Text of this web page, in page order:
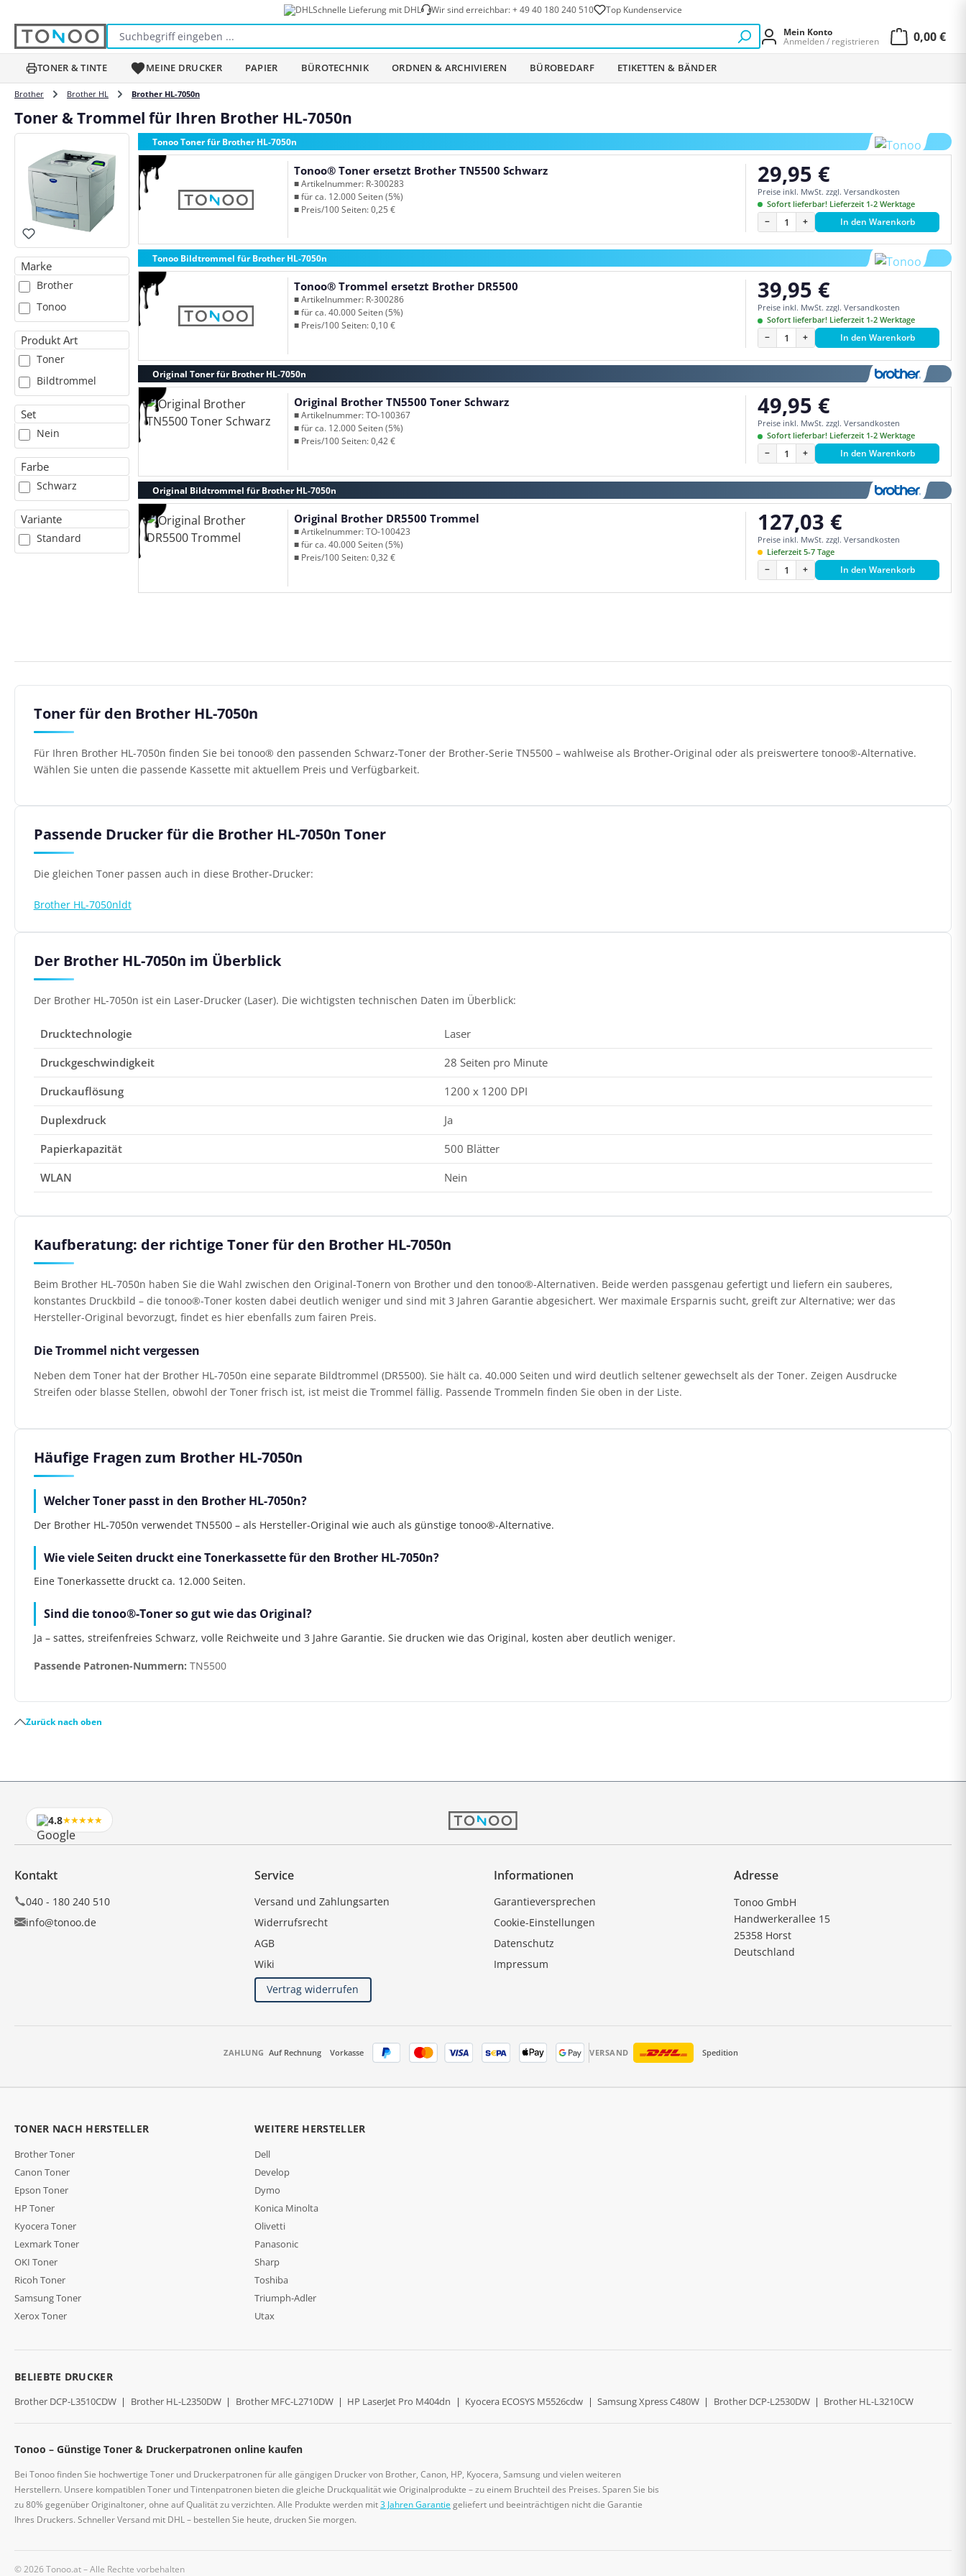
Schnelle Lieferung mit DHL Wir sind erreichbar:+ 49 40 180 240 510 Top Kundenservice
Mein Konto
Anmelden / registrieren
0,00 €
TONER & TINTE MEINE DRUCKER PAPIER BÜROTECHNIK ORDNEN & ARCHIVIEREN BÜROBEDARF ETIKETTEN & BÄNDER
Brother Brother HL Brother HL-7050n
Toner & Trommel für Ihren Brother HL-7050n
Marke
Brother
Tonoo
Produkt Art
Toner
Bildtrommel
Set
Nein
Farbe
Schwarz
Variante
Standard
Tonoo Toner für Brother HL-7050n
Tonoo® Toner ersetzt Brother TN5500 Schwarz
■ Artikelnummer: R-300283
■ für ca. 12.000 Seiten (5%)
■ Preis/100 Seiten: 0,25 €
Regulärer Preis:
29,95 €
Preise inkl. MwSt. zzgl. Versandkosten
Sofort lieferbar! Lieferzeit 1-2 Werktage
− + In den Warenkorb
Tonoo Bildtrommel für Brother HL-7050n
Tonoo® Trommel ersetzt Brother DR5500
■ Artikelnummer: R-300286
■ für ca. 40.000 Seiten (5%)
■ Preis/100 Seiten: 0,10 €
Regulärer Preis:
39,95 €
Preise inkl. MwSt. zzgl. Versandkosten
Sofort lieferbar! Lieferzeit 1-2 Werktage
− + In den Warenkorb
Original Toner für Brother HL-7050n
Original Brother TN5500 Toner Schwarz
■ Artikelnummer: TO-100367
■ für ca. 12.000 Seiten (5%)
■ Preis/100 Seiten: 0,42 €
Regulärer Preis:
49,95 €
Preise inkl. MwSt. zzgl. Versandkosten
Sofort lieferbar! Lieferzeit 1-2 Werktage
− + In den Warenkorb
Original Bildtrommel für Brother HL-7050n
Original Brother DR5500 Trommel
■ Artikelnummer: TO-100423
■ für ca. 40.000 Seiten (5%)
■ Preis/100 Seiten: 0,32 €
Regulärer Preis:
127,03 €
Preise inkl. MwSt. zzgl. Versandkosten
Lieferzeit 5-7 Tage
− + In den Warenkorb
Toner für den Brother HL-7050n
Für Ihren Brother HL-7050n finden Sie bei tonoo® den passenden Schwarz-Toner der Brother-Serie TN5500 – wahlweise als Brother-Original oder als preiswertere tonoo®-Alternative.
Wählen Sie unten die passende Kassette mit aktuellem Preis und Verfügbarkeit.
Passende Drucker für die Brother HL-7050n Toner
Die gleichen Toner passen auch in diese Brother-Drucker:
Brother HL-7050nldt
Der Brother HL-7050n im Überblick
Der Brother HL-7050n ist ein Laser-Drucker (Laser). Die wichtigsten technischen Daten im Überblick:
Drucktechnologie
Laser
Druckgeschwindigkeit
28 Seiten pro Minute
Druckauflösung
1200 x 1200 DPI
Duplexdruck
Ja
Papierkapazität
500 Blätter
WLAN
Nein
Kaufberatung: der richtige Toner für den Brother HL-7050n
Beim Brother HL-7050n haben Sie die Wahl zwischen den Original-Tonern von Brother und den tonoo®-Alternativen. Beide werden passgenau gefertigt und liefern ein sauberes,
konstantes Druckbild – die tonoo®-Toner kosten dabei deutlich weniger und sind mit 3 Jahren Garantie abgesichert. Wer maximale Ersparnis sucht, greift zur Alternative; wer das
Hersteller-Original bevorzugt, findet es hier ebenfalls zum fairen Preis.
Die Trommel nicht vergessen
Neben dem Toner hat der Brother HL-7050n eine separate Bildtrommel (DR5500). Sie hält ca. 40.000 Seiten und wird deutlich seltener gewechselt als der Toner. Zeigen Ausdrucke
Streifen oder blasse Stellen, obwohl der Toner frisch ist, ist meist die Trommel fällig. Passende Trommeln finden Sie oben in der Liste.
Häufige Fragen zum Brother HL-7050n
Welcher Toner passt in den Brother HL-7050n?
Der Brother HL-7050n verwendet TN5500 – als Hersteller-Original wie auch als günstige tonoo®-Alternative.
Wie viele Seiten druckt eine Tonerkassette für den Brother HL-7050n?
Eine Tonerkassette druckt ca. 12.000 Seiten.
Sind die tonoo®-Toner so gut wie das Original?
Ja – sattes, streifenfreies Schwarz, volle Reichweite und 3 Jahre Garantie. Sie drucken wie das Original, kosten aber deutlich weniger.
Passende Patronen-Nummern: TN5500
Zurück nach oben
4.8★★★★★
Kontakt
040 - 180 240 510
info@tonoo.de
Service
Versand und Zahlungsarten
Widerrufsrecht
AGB
Wiki
Vertrag widerrufen
Informationen
Garantieversprechen
Cookie-Einstellungen
Datenschutz
Impressum
Adresse
Tonoo GmbH
Handwerkerallee 15
25358 Horst
Deutschland
ZAHLUNG Auf Rechnung Vorkasse VERSAND Spedition
TONER NACH HERSTELLER
Brother Toner
Canon Toner
Epson Toner
HP Toner
Kyocera Toner
Lexmark Toner
OKI Toner
Ricoh Toner
Samsung Toner
Xerox Toner
WEITERE HERSTELLER
Dell
Develop
Dymo
Konica Minolta
Olivetti
Panasonic
Sharp
Toshiba
Triumph-Adler
Utax
BELIEBTE DRUCKER
Brother DCP-L3510CDW | Brother HL-L2350DW | Brother MFC-L2710DW | HP LaserJet Pro M404dn | Kyocera ECOSYS M5526cdw | Samsung Xpress C480W | Brother DCP-L2530DW | Brother HL-L3210CW
Tonoo – Günstige Toner & Druckerpatronen online kaufen
Bei Tonoo finden Sie hochwertige Toner und Druckerpatronen für alle gängigen Drucker von Brother, Canon, HP, Kyocera, Samsung und vielen weiteren
Herstellern. Unsere kompatiblen Toner und Tintenpatronen bieten die gleiche Druckqualität wie Originalprodukte – zu einem Bruchteil des Preises. Sparen Sie bis
zu 80% gegenüber Originaltoner, ohne auf Qualität zu verzichten. Alle Produkte werden mit3 Jahren Garantiegeliefert und beeinträchtigen nicht die Garantie
Ihres Druckers. Schneller Versand mit DHL – bestellen Sie heute, drucken Sie morgen.
© 2026 Tonoo.at – Alle Rechte vorbehalten